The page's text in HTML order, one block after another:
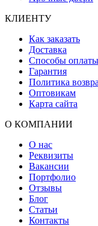
КЛИЕНТУ
Как заказать
Доставка
Способы оплаты
Гарантия
Политика
Оптовикам
Карта сайта
О КОМПАНИИ
О нас
Реквизиты
Вакансии
Портфолио
Отзывы
Блог
Статьи
Контакты